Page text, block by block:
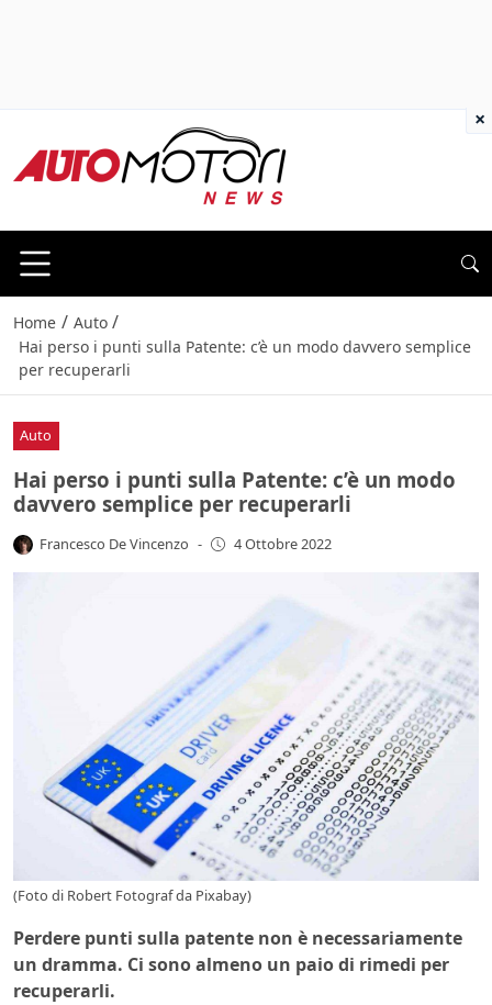
Home / Auto /
Hai perso i punti sulla Patente: c’è un modo davvero semplice
per recuperarli
Auto
Hai perso i punti sulla Patente: c’è un modo
davvero semplice per recuperarli
Francesco De Vincenzo - 4 Ottobre 2022
(Foto di Robert Fotograf da Pixabay)
Perdere punti sulla patente non è necessariamente
un dramma. Ci sono almeno un paio di rimedi per
recuperarli.
×